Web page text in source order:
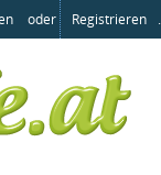
oder Registrieren .